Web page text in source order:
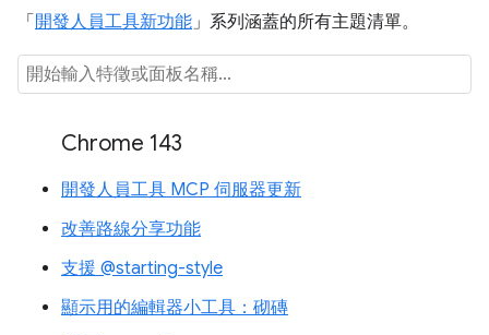
「 開發人員工具新功能」系列涵蓋的所有主題清單。
Chrome 143
開發人員工具 MCP 伺服器更新
改善路線分享功能
支援 @starting-style
顯示用的編輯器小工具：砌磚